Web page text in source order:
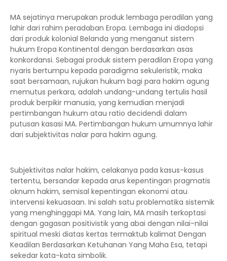
MA sejatinya merupakan produk lembaga peradilan yang
lahir dari rahim peradaban Eropa. Lembaga ini diadopsi
dari produk kolonial Belanda yang menganut sistem
hukum Eropa Kontinental dengan berdasarkan asas
konkordansi. Sebagai produk sistem peradilan Eropa yang
nyaris bertumpu kepada paradigma sekuleristik, maka
saat bersamaan, rujukan hukum bagi para hakim agung
memutus perkara, adalah undang-undang tertulis hasil
produk berpikir manusia, yang kemudian menjadi
pertimbangan hukum atau ratio decidendi dalam
putusan kasasi MA. Pertimbangan hukum umumnya lahir
dari subjektivitas nalar para hakim agung.
Subjektivitas nalar hakim, celakanya pada kasus-kasus
tertentu, bersandar kepada arus kepentingan pragmatis
oknum hakim, semisal kepentingan ekonomi atau
intervensi kekuasaan. Ini salah satu problematika sistemik
yang menghinggapi MA. Yang lain, MA masih terkoptasi
dengan gagasan positivistik yang abai dengan nilai-nilai
spiritual meski diatas kertas termaktub kalimat Dengan
Keadilan Berdasarkan Ketuhanan Yang Maha Esa, tetapi
sekedar kata-kata simbolik.